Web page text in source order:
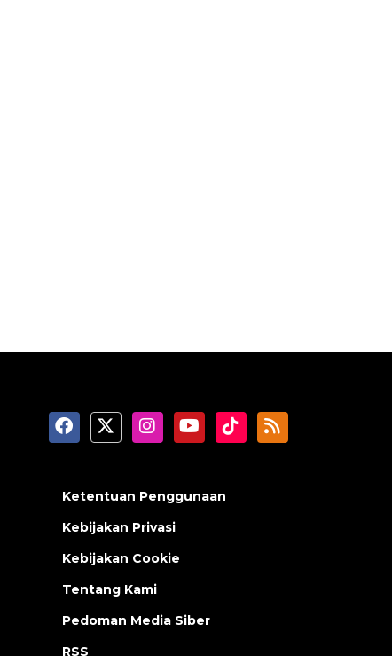
Ketentuan Penggunaan
Kebijakan Privasi
Kebijakan Cookie
Tentang Kami
Pedoman Media Siber
RSS